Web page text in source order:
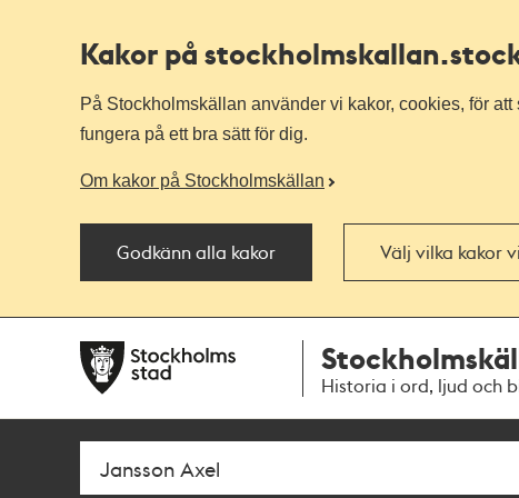
Kakor på stockholmskallan
På Stockholmskällan använder vi kakor, cookies, för
fungera på ett bra sätt för dig.
Om kakor på Stockholmskällan
Godkänn alla kakor Välj vilka kakor
navigationen
huvudinnehållet
Historia i ord, ljud och
Sök